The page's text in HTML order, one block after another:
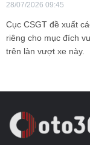
28/07/2026 09:45
Cục CSGT đề xuất
riêng cho mục đích
trên làn vượt xe này.